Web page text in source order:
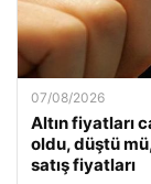
07/08/2026
Altın fiyatları
oldu, düştü
satış fiyatları